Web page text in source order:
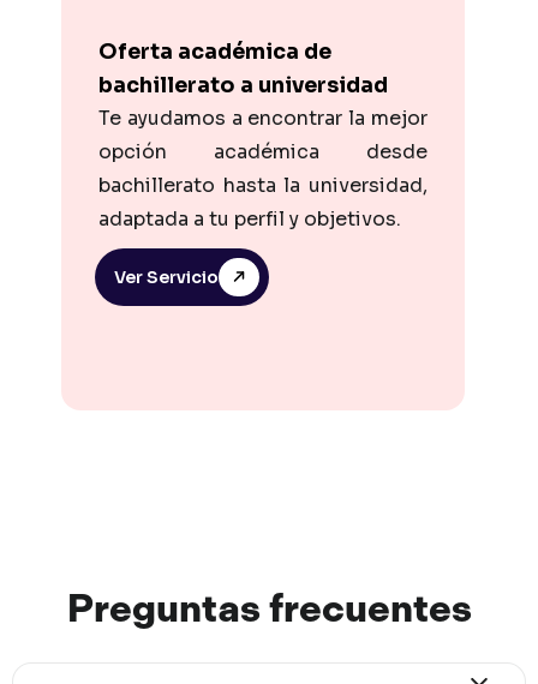
Oferta académica de
bachillerato a universidad
Te ayudamos a encontrar la mejor
opción académica desde
bachillerato hasta la universidad,
adaptada a tu perfil y objetivos.
Ver Servicio
Preguntas frecuentes